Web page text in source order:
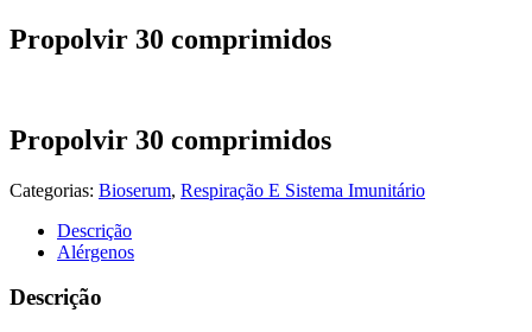
Propolvir 30 comprimidos
Propolvir 30 comprimidos
Categorias: Bioserum, Respiração E Sistema Imunitário
Descrição
Alérgenos
Descrição